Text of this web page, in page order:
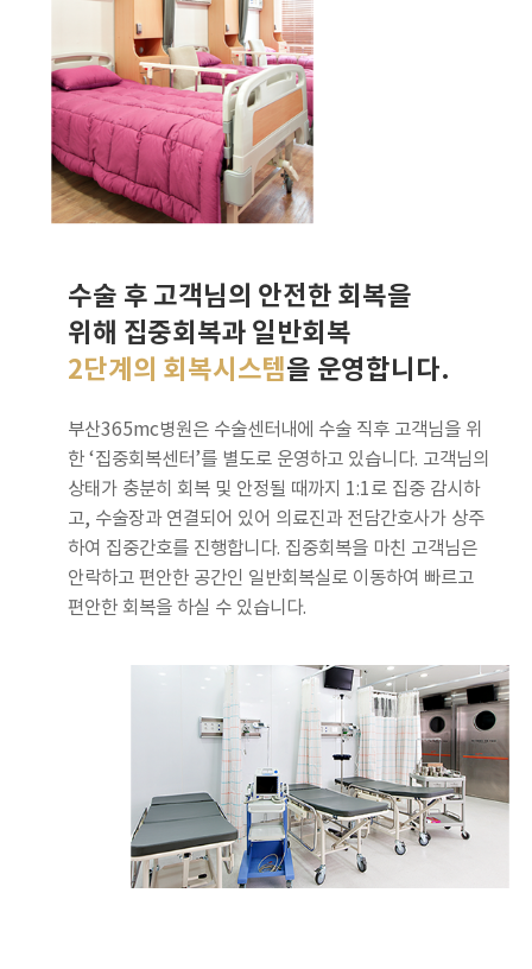
수술 후 고객님의 안전한 회복을
위해 집중회복과 일반회복
2단계의 회복시스템을 운영합니다.
부산365mc병원은 수술센터내에 수술 직후 고객님을 위
한 ‘집중회복센터’를 별도로 운영하고 있습니다. 고객님의
상태가 충분히 회복 및 안정될 때까지 1:1로 집중 감시하
고, 수술장과 연결되어 있어 의료진과 전담간호사가 상주
하여 집중간호를 진행합니다. 집중회복을 마친 고객님은
안락하고 편안한 공간인 일반회복실로 이동하여 빠르고
편안한 회복을 하실 수 있습니다.